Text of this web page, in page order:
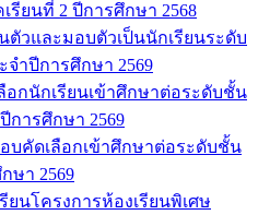
รียนที่ 2 ปีการศึกษา 2568
ตัวและมอบตัวเป็นนักเรียนระดับ
ำปีการศึกษา 2569
อกนักเรียนเข้าศึกษาต่อระดับชั้น
การศึกษา 2569
บคัดเลือกเข้าศึกษาต่อระดับชั้น
ษา 2569
ยนโครงการห้องเรียนพิเศษ